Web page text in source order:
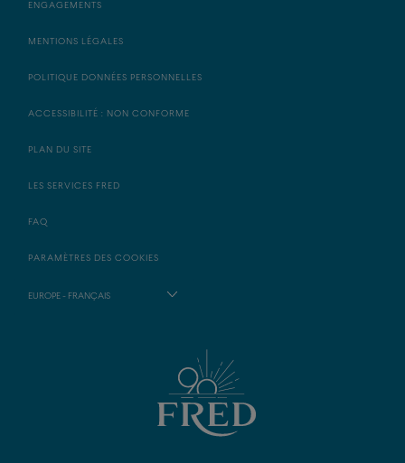
ENGAGEMENTS
MENTIONS LÉGALES
POLITIQUE DONNÉES PERSONNELLES
ACCESSIBILITÉ : NON CONFORME
PLAN DU SITE
LES SERVICES FRED
FAQ
PARAMÈTRES DES COOKIES
EUROPE - FRANÇAIS